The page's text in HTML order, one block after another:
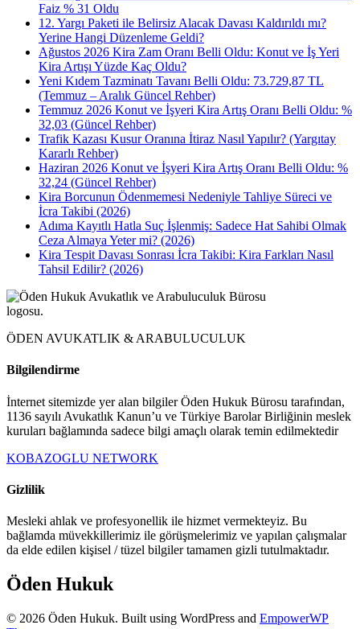
Faiz % 31 Oldu
12. Yargı Paketi ile Belirsiz Alacak Davası Kaldırıldı mı?
Yerine Hangi Düzenleme Geldi?
Ağustos 2026 Kira Zam Oranı Belli Oldu: Konut ve İş Yeri
Kira Artışı Yüzde Kaç Oldu?
Yeni Kıdem Tazminatı Tavanı Belli Oldu: 73.729,87 TL
(Temmuz – Aralık Güncel Rehber)
Temmuz 2026 Konut ve İşyeri Kira Artış Oranı Belli Oldu: %
32,03 (Güncel Rehber)
Trafik Kazası Kusur Oranına İtiraz Nasıl Yapılır? (Yargıtay
Kararlı Rehber)
Haziran 2026 Konut ve İşyeri Kira Artış Oranı Belli Oldu: %
32,24 (Güncel Rehber)
Kira Borcunun Ödenmemesi Nedeniyle Tahliye Süreci ve
İcra Takibi (2026)
Adıma Kayıtlı Hatla Suç İşlenmiş: Sadece Hat Sahibi Olmak
Ceza Almaya Yeter mi? (2026)
Kira Tespit Davası Sonrası İcra Takibi: Kira Farkları Nasıl
Tahsil Edilir? (2026)
ÖDEN AVUKATLIK & ARABULUCULUK
Bilgilendirme
İnternet sitemizde yer alan bilgiler Öden Hukuk Bürosu tarafından,
1136 sayılı Avukatlık Kanun’u ve Türkiye Barolar Birliğinin meslek
kuruları bağlamında sadece bilgi amaçlı olarak temin edilmektedir
KOBAZOGLU NETWORK
Gizlilik
Mesleki ahlak ve profesyonellik ile hizmet vermekteyiz. Bu
bağlamda müvekkillerimiz ile görüşmelerimiz ve yapılan çalışmalar
da elde edilen kişisel / tüzel bilgiler tamamen gizli tutulmaktadır.
Öden Hukuk
© 2026 Öden Hukuk. Built using WordPress and EmpowerWP